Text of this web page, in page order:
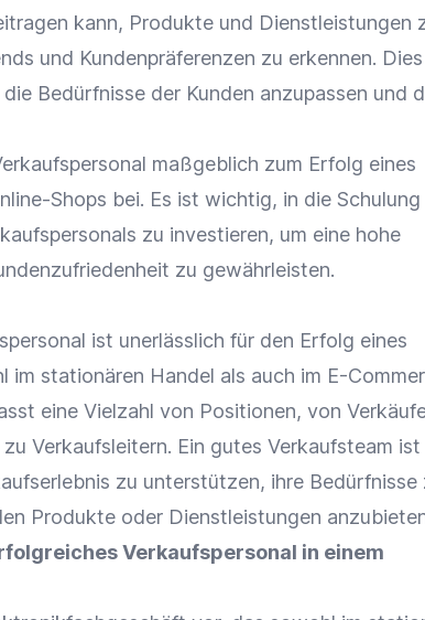
kann, Produkte und Dienstleistungen
und Kundenpräferenzen zu erkennen.
Bedürfnisse der Kunden anzupassen und
maßgeblich zum Erfolg eines
Shops bei. Es ist wichtig, in die Schulung
zu investieren, um eine hohe
zu gewährleisten.
ist unerlässlich für den Erfolg eines
im stationären Handel als auch im E-
eine Vielzahl von Positionen, von
zu Verkaufsleitern. Ein gutes Verkaufsteam
zu unterstützen, ihre Bedürfnisse
Produkte oder Dienstleistungen
Verkaufspersonal in einem